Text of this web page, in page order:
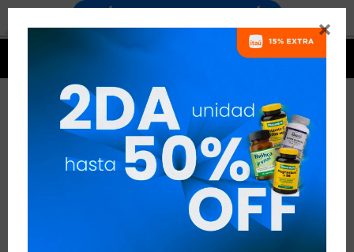

BCAAS CON ELECTROLITOS -
BOXEO
BCAAS CON ELECTROLITOS
QUITAR FILTROS
RECOMENDADOS